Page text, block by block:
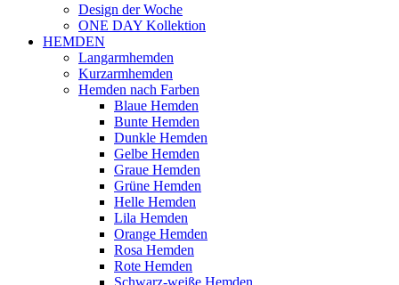
Design der Woche
ONE DAY Kollektion
HEMDEN
Langarmhemden
Kurzarmhemden
Hemden nach Farben
Blaue Hemden
Bunte Hemden
Dunkle Hemden
Gelbe Hemden
Graue Hemden
Grüne Hemden
Helle Hemden
Lila Hemden
Orange Hemden
Rosa Hemden
Rote Hemden
Schwarz-weiße Hemden